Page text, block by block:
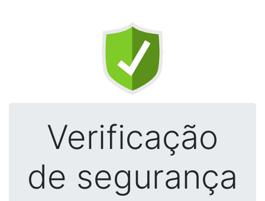
Verificação
de segurança